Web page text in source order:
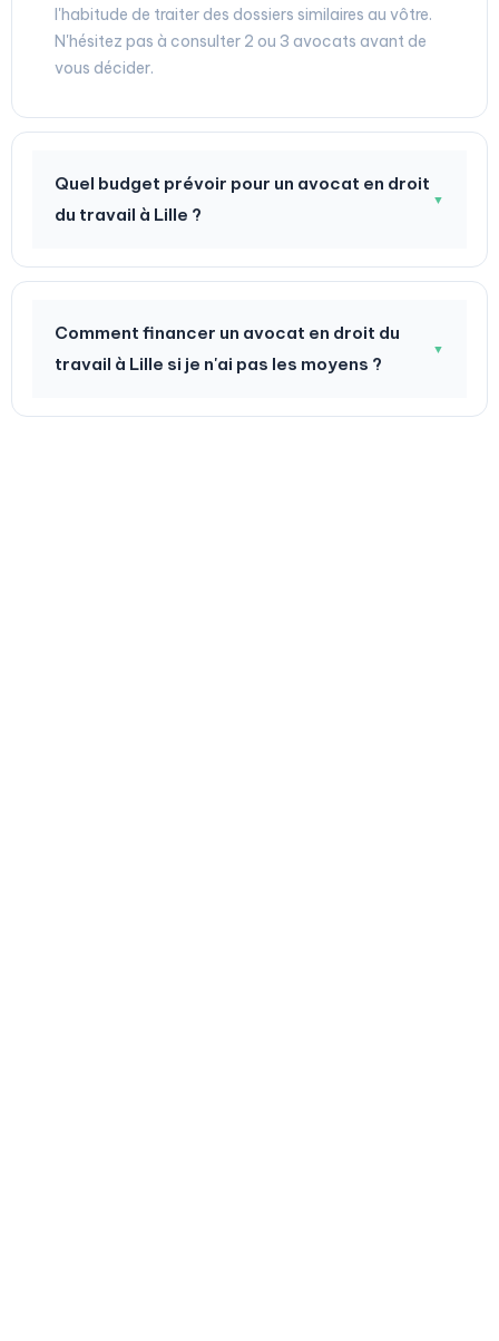
l'habitude de traiter des dossiers similaires au vôtre.
N'hésitez pas à consulter 2 ou 3 avocats avant de
vous décider.
Quel budget prévoir pour un avocat en droit
du travail à Lille ?
▼
Comment financer un avocat en droit du
travail à Lille si je n'ai pas les moyens ?
▼